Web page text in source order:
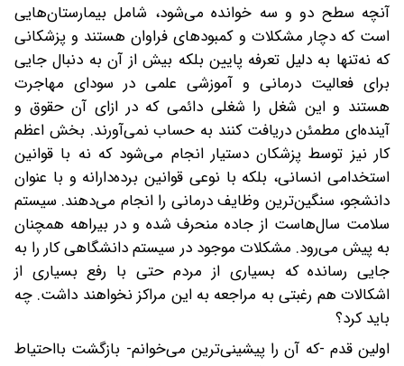
آنچه سطح دو و سه خوانده می‌شود، شامل بیمارستان‌هایی
است که دچار مشکلات و کمبودهای فراوان هستند و پزشکانی
که نه‌تنها به دلیل تعرفه پایین بلکه بیش از آن به دنبال جایی
برای فعالیت درمانی و آموزشی علمی در سودای مهاجرت
هستند و این شغل را شغلی دائمی‌ که در ازای آن حقوق و
آینده‌ای مطمئن دریافت کنند به حساب نمی‌آورند. بخش اعظم
کار نیز توسط پزشکان دستیار انجام می‌شود که نه با قوانین
استخدامی انسانی، بلکه با نوعی قوانین برده‌دارانه و با عنوان
دانشجو، سنگین‌ترین وظایف درمانی را انجام می‌دهند. سیستم
سلامت سال‌هاست از جاده منحرف شده و در بیراهه همچنان
به پیش می‌رود. مشکلات موجود در سیستم‌ دانشگاهی کار را به
جایی رسانده که بسیاری از مردم حتی با رفع بسیاری از
اشکالات هم رغبتی به مراجعه به این مراکز نخواهند داشت. چه
باید کرد؟
اولین قدم -که آن را پیشینی‌ترین می‌خوانم- بازگشت بااحتیاط